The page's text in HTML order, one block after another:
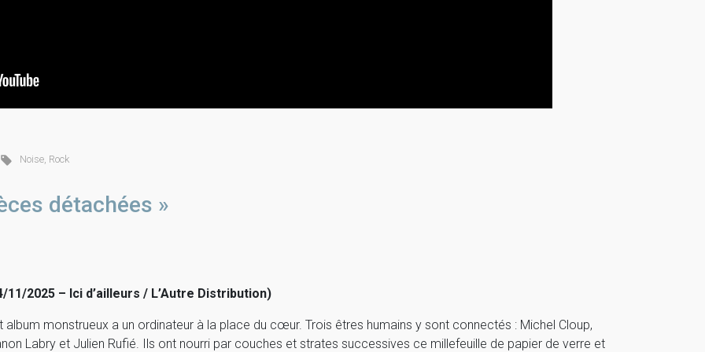
Noise, Rock
détachées »
11/2025 – Ici d’ailleurs / L’Autre Distribution)
album monstrueux a un ordinateur à la place du cœur. Trois êtres humains y sont connectés : Michel Cloup,
Labry et Julien Rufié. Ils ont nourri par couches et strates successives ce millefeuille de papier de verre et